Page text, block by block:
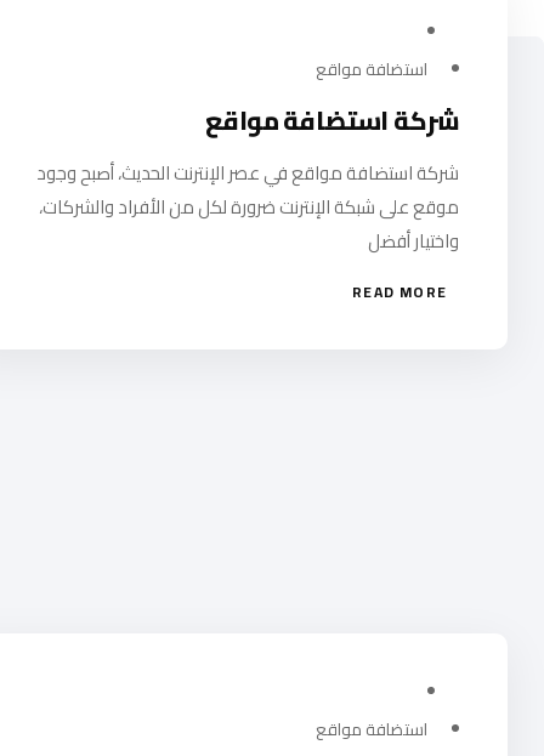
استضافة مواقع
شركة استضافة مواقع
شركة استضافة مواقع في عصر الإنترنت الحديث، أصبح وجود
موقع على شبكة الإنترنت ضرورة لكل من الأفراد والشركات،
واختيار أفضل
READ MORE
استضافة مواقع